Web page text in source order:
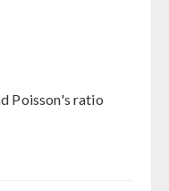
Poisson's ratio